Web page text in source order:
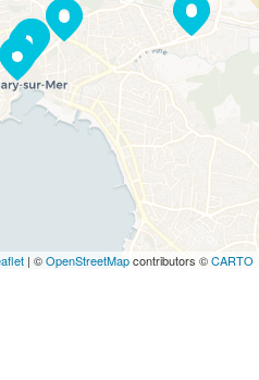
| ©OpenStreetMapcontributors ©CARTO